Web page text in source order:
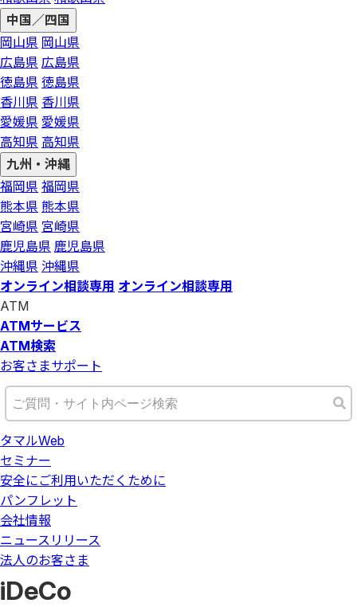
中国／四国
岡山県 岡山県
広島県 広島県
徳島県 徳島県
香川県 香川県
愛媛県 愛媛県
高知県 高知県
九州・沖縄
福岡県 福岡県
熊本県 熊本県
宮崎県 宮崎県
鹿児島県 鹿児島県
沖縄県 沖縄県
オンライン相談専用 オンライン相談専用
ATM
ATMサービス
ATM検索
お客さまサポート
タマルWeb
セミナー
安全にご利用いただくために
パンフレット
会社情報
ニュースリリース
法人のお客さま
iDeCo